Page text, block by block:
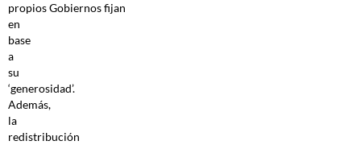
propios Gobiernos fijan
en
base
a
su
‘generosidad’.
Además,
la
redistribución